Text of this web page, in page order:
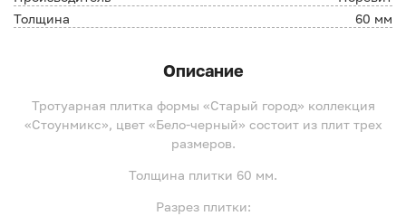
Толщина
60 мм
Описание
Тротуарная плитка формы «Старый город» коллекция
«Стоунмикс», цвет «Бело-черный» состоит из плит трех
размеров.
Толщина плитки 60 мм.
Разрез плитки: